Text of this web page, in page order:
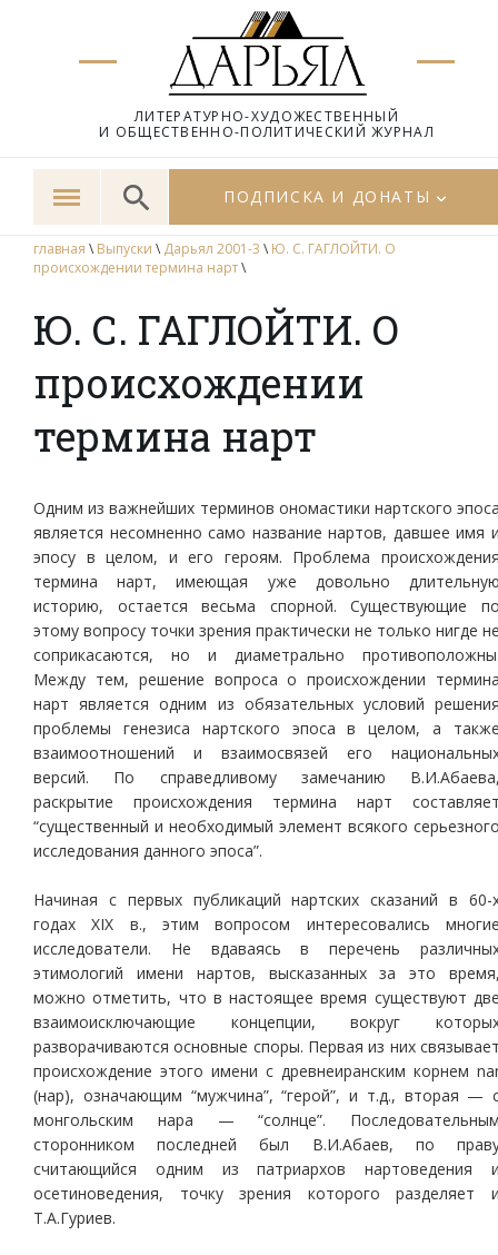
ЛИТЕРАТУРНО-ХУДОЖЕСТВЕННЫЙ
И ОБЩЕСТВЕННО-ПОЛИТИЧЕСКИЙ ЖУРНАЛ
ПОДПИСКА И ДОНАТЫ
главная \ Выпуски \ Дарьял 2001-3 \ Ю. С. ГАГЛОЙТИ. О
происхождении термина нарт\
Ю. С. ГАГЛОЙТИ. О
происхождении
термина нарт
Одним из важнейших терминов ономастики нартского
является несомненно само название нартов, давшее имя
эпосу в целом, и его героям. Проблема
термина нарт, имеющая уже довольно
историю, остается весьма спорной. Существующие
этому вопросу точки зрения практически не только нигде
соприкасаются, но и диаметрально
Между тем, решение вопроса о происхождении
нарт является одним из обязательных условий
проблемы генезиса нартского эпоса в целом, а
взаимоотношений и взаимосвязей его
версий. По справедливому замечанию
раскрытие происхождения термина нарт
“существенный и необходимый элемент всякого
исследования данного эпоса”.
Начиная с первых публикаций нартских сказаний в 60-
годах XIX в., этим вопросом интересовались
исследователи. Не вдаваясь в перечень
этимологий имени нартов, высказанных за это
можно отметить, что в настоящее время существуют
взаимоисключающие концепции, вокруг
разворачиваются основные споры. Первая из них
происхождение этого имени с древнеиранским корнем
(нар), означающим “мужчина”, “герой”, и т.д., вторая —
монгольским нара — “солнце”.
сторонником последней был В.И.Абаев, по
считающийся одним из патриархов нартоведения
осетиноведения, точку зрения которого разделяет
Т.А.Гуриев.